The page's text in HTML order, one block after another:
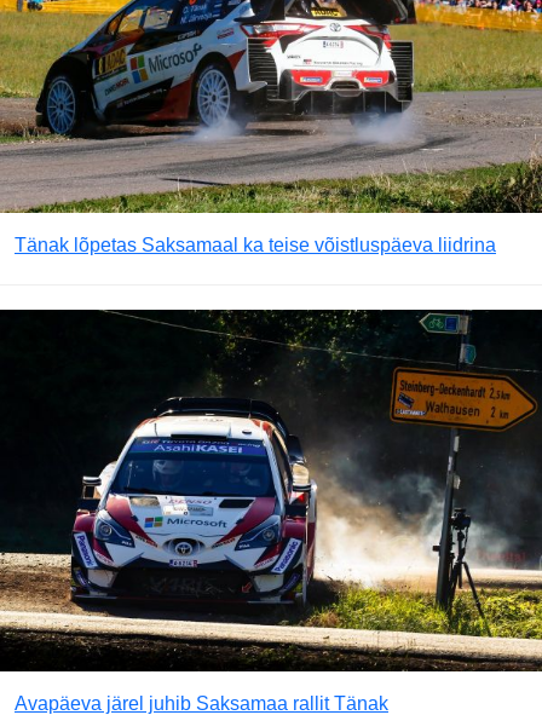
Tänak lõpetas Saksamaal ka teise võistluspäeva liidrina
Avapäeva järel juhib Saksamaa rallit Tänak